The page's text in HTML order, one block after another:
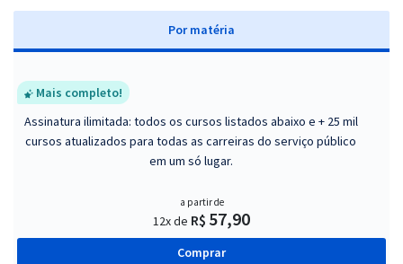
Por matéria
Mais completo!
Assinatura ilimitada: todos os cursos listados abaixo e + 25 mil
cursos atualizados para todas as carreiras do serviço público
em um só lugar.
a partir de
12x de R$ 57,90
Comprar